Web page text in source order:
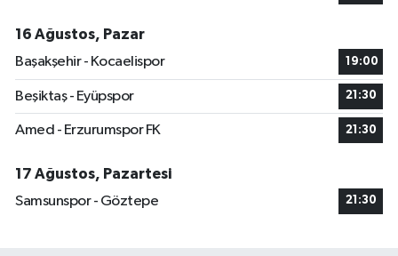
16 Ağustos, Pazar
Başakşehir - Kocaelispor
19:00
Beşiktaş - Eyüpspor 21:30
Amed - Erzurumspor FK 21:30
17 Ağustos, Pazartesi
Samsunspor - Göztepe
21:30